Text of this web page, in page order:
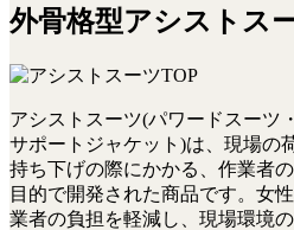
外骨格型アシストス
アシストスーツ(パワードスーツ
サポートジャケット)は、現場の
持ち下げの際にかかる、作業者
目的で開発された商品です。女
業者の負担を軽減し、現場環境